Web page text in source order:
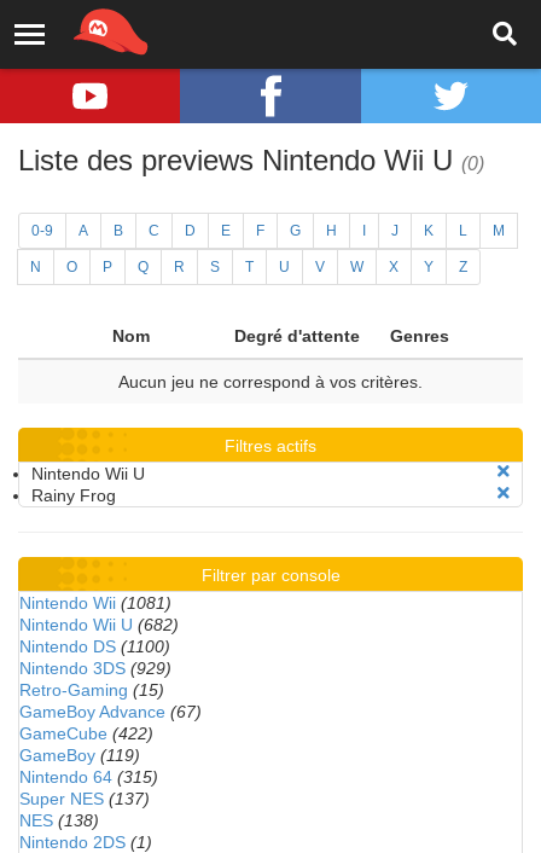
Liste des previews Nintendo Wii U (0)
0-9 A B C D E F G H J K L M
N O P Q R S T U V W X Y Z
Nom Degré d'attente Genres
Aucun jeu ne correspond à vos critères.
Filtres actifs
Nintendo Wii U
Rainy Frog
Filtrer par console
Nintendo Wii (1081)
Nintendo Wii U (682)
Nintendo DS (1100)
Nintendo 3DS (929)
Retro-Gaming (15)
GameBoy Advance (67)
GameCube (422)
GameBoy (119)
Nintendo 64 (315)
Super NES (137)
NES (138)
Nintendo 2DS (1)